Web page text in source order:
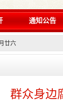
通知公告
廿六
群众身边